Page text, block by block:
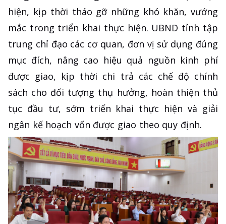
hiện, kịp thời tháo gỡ những khó khăn, vướng
mắc trong triển khai thực hiện. UBND tỉnh tập
trung chỉ đạo các cơ quan, đơn vị sử dụng đúng
mục đích, nâng cao hiệu quả nguồn kinh phí
được giao, kịp thời chi trả các chế độ chính
sách cho đối tượng thụ hưởng, hoàn thiện thủ
tục đầu tư, sớm triển khai thực hiện và giải
ngân kế hoạch vốn được giao theo quy định.